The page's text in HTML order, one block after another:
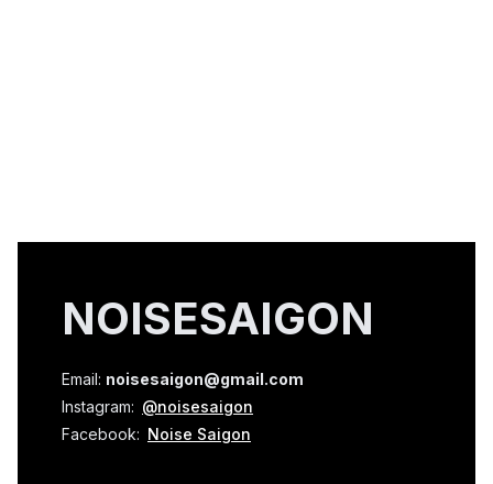
NOISESAIGON
Email: noisesaigon@gmail.com
Instagram: @noisesaigon
Facebook: Noise Saigon